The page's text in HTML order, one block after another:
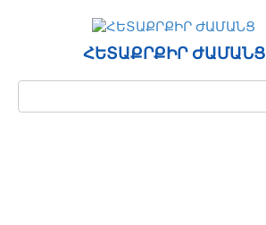
ՀԵՏԱՔՐՔԻՐ ԺԱՄԱՆՑ
Поиск: